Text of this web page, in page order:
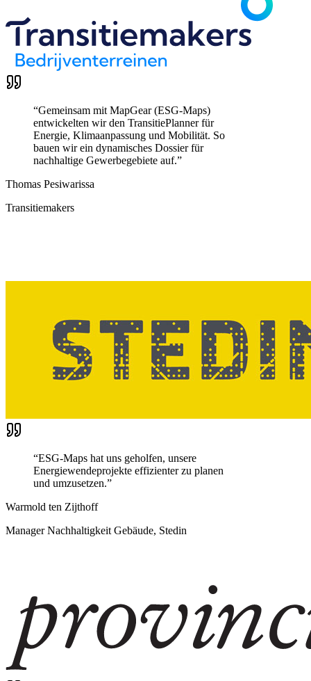
“Gemeinsam mit MapGear (ESG-Maps)
entwickelten wir den TransitiePlanner für
Energie, Klimaanpassung und Mobilität. So
bauen wir ein dynamisches Dossier für
nachhaltige Gewerbegebiete auf.”
Thomas Pesiwarissa
Transitiemakers
“ESG-Maps hat uns geholfen, unsere
Energiewendeprojekte effizienter zu planen
und umzusetzen.”
Warmold ten Zijthoff
Manager Nachhaltigkeit Gebäude, Stedin